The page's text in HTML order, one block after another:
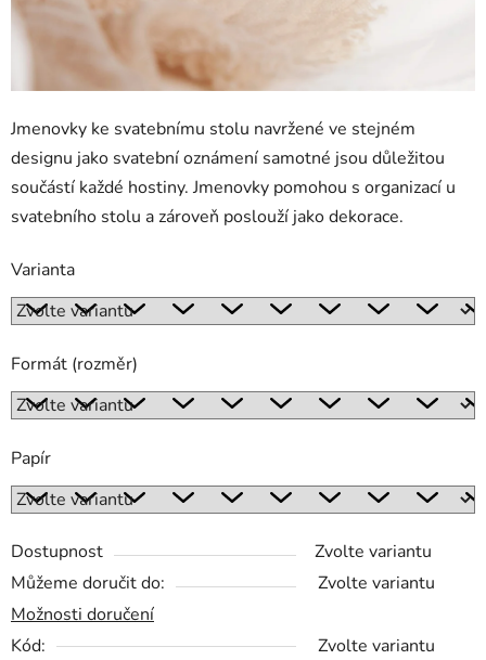
Jmenovky ke svatebnímu stolu navržené ve stejném
designu jako svatební oznámení samotné jsou důležitou
součástí každé hostiny. Jmenovky pomohou s organizací u
svatebního stolu a zároveň poslouží jako dekorace.
Varianta
Formát (rozměr)
Papír
Dostupnost
Zvolte variantu
Můžeme doručit do:
Zvolte variantu
Možnosti doručení
Kód:
Zvolte variantu